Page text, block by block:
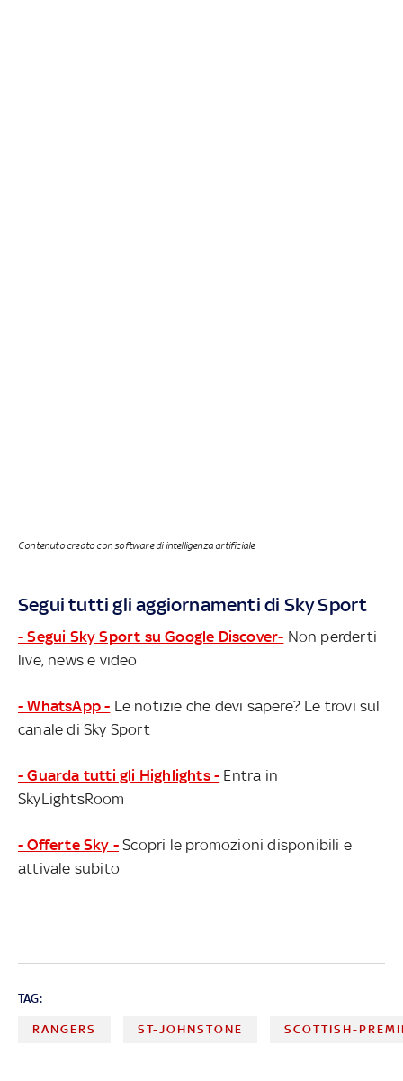
Contenuto creato con software di intelligenza artificiale
Segui tutti gli aggiornamenti di Sky Sport
- Segui Sky Sport su Google Discover- Non perderti
live, news e video
- WhatsApp - Le notizie che devi sapere? Le trovi sul
canale di Sky Sport
- Guarda tutti gli Highlights - Entra in
SkyLightsRoom
- Offerte Sky - Scopri le promozioni disponibili e
attivale subito
TAG:
RANGERS ST-JOHNSTONE SCOTTISH-